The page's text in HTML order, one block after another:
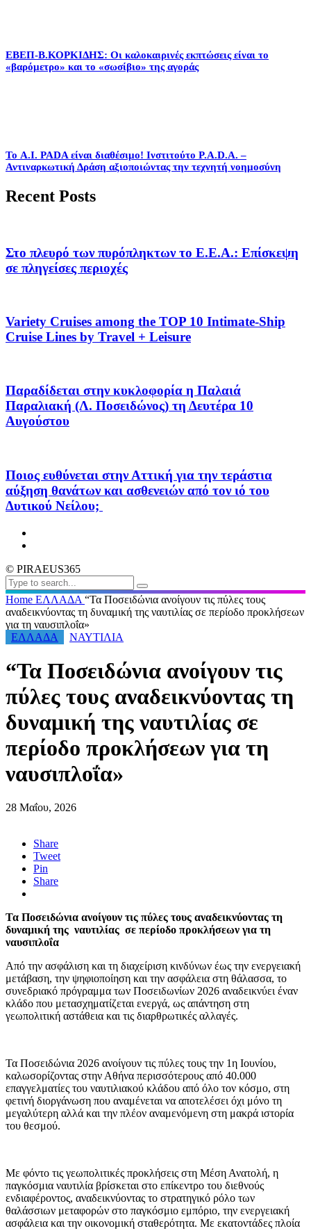
EΒΕΠ-Β.ΚΟΡΚΙΔΗΣ: Οι καλοκαιρινές εκπτώσεις είναι το
«βαρόμετρο» και το «σωσίβιο» της αγοράς
Το A.I. PADA είναι διαθέσιμο! Ινστιτούτο P.A.D.A. –
Αντιναρκωτική Δράση αξιοποιώντας την τεχνητή νοημοσύνη
Recent Posts
Στο πλευρό των πυρόπληκτων το Ε.Ε.Α.: Επίσκεψη
σε πληγείσες περιοχές
Variety Cruises among the TOP 10 Intimate-Ship
Cruise Lines by Travel + Leisure
Παραδίδεται στην κυκλοφορία η Παλαιά
Παραλιακή (Λ. Ποσειδώνος) τη Δευτέρα 10
Αυγούστου
Ποιος ευθύνεται στην Αττική για την τεράστια
αύξηση θανάτων και ασθενειών από τον ιό του
Δυτικού Νείλου;
© PIRAEUS365
Home ΕΛΛΑΔΑ “Τα Ποσειδώνια ανοίγουν τις πύλες τους
αναδεικνύοντας τη δυναμική της ναυτιλίας σε περίοδο προκλήσεων
για τη ναυσιπλοΐα»
ΕΛΛΑΔΑ
ΝΑΥΤΙΛΙΑ
“Τα Ποσειδώνια ανοίγουν τις
πύλες τους αναδεικνύοντας τη
δυναμική της ναυτιλίας σε
περίοδο προκλήσεων για τη
ναυσιπλοΐα»
28 Μαΐου, 2026
Share
Tweet
Pin
Share
Τα Ποσειδώνια ανοίγουν τις πύλες τους αναδεικνύοντας τη
δυναμική της ναυτιλίας σε περίοδο προκλήσεων για τη
ναυσιπλοΐα
Από την ασφάλιση και τη διαχείριση κινδύνων έως την ενεργειακή
μετάβαση, την ψηφιοποίηση και την ασφάλεια στη θάλασσα, το
συνεδριακό πρόγραμμα των Ποσειδωνίων 2026 αναδεικνύει έναν
κλάδο που μετασχηματίζεται ενεργά, ως απάντηση στη
γεωπολιτική αστάθεια και τις διαρθρωτικές αλλαγές.
Τα Ποσειδώνια 2026 ανοίγουν τις πύλες τους την 1η Ιουνίου,
καλωσορίζοντας στην Αθήνα περισσότερους από 40.000
επαγγελματίες του ναυτιλιακού κλάδου από όλο τον κόσμο, στη
φετινή διοργάνωση που αναμένεται να αποτελέσει όχι μόνο τη
μεγαλύτερη αλλά και την πλέον αναμενόμενη στη μακρά ιστορία
του θεσμού.
Με φόντο τις γεωπολιτικές προκλήσεις στη Μέση Ανατολή, η
παγκόσμια ναυτιλία βρίσκεται στο επίκεντρο του διεθνούς
ενδιαφέροντος, αναδεικνύοντας το στρατηγικό ρόλο των
θαλάσσιων μεταφορών στο παγκόσμιο εμπόριο, την ενεργειακή
ασφάλεια και την οικονομική σταθερότητα. Με εκατοντάδες πλοία